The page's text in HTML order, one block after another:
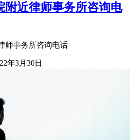
附近律师事务所咨询电
师事务所咨询电话
年3月30日